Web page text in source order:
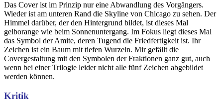
Das Cover ist im Prinzip nur eine Abwandlung des Vorgängers.
Wieder ist am unteren Rand die Skyline von Chicago zu sehen. Der
Himmel darüber, der den Hintergrund bildet, ist dieses Mal
gelborange wie beim Sonnenuntergang. Im Fokus liegt dieses Mal
das Symbol der Amite, deren Tugend die Friedfertigkeit ist. Ihr
Zeichen ist ein Baum mit tiefen Wurzeln. Mir gefällt die
Covergestaltung mit den Symbolen der Fraktionen ganz gut, auch
wenn bei einer Trilogie leider nicht alle fünf Zeichen abgebildet
werden können.
Kritik